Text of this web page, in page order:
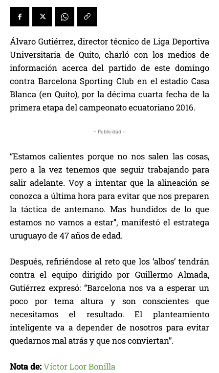
Álvaro Gutiérrez, director técnico de Liga Deportiva
Universitaria de Quito, charló con los medios de
información acerca del partido de este domingo
contra Barcelona Sporting Club en el estadio Casa
Blanca (en Quito), por la décima cuarta fecha de la
primera etapa del campeonato ecuatoriano 2016.
- Publicidad -
“Estamos calientes porque no nos salen las cosas,
pero a la vez tenemos que seguir trabajando para
salir adelante. Voy a intentar que la alineación se
conozca a última hora para evitar que nos preparen
la táctica de antemano. Mas hundidos de lo que
estamos no vamos a estar”, manifestó el estratega
uruguayo de 47 años de edad.
Después, refiriéndose al reto que los ‘albos’ tendrán
contra el equipo dirigido por Guillermo Almada,
Gutiérrez expresó: “Barcelona nos va a esperar un
poco por tema altura y son conscientes que
necesitamos el resultado. El planteamiento
inteligente va a depender de nosotros para evitar
quedarnos mal atrás y que nos conviertan”.
Nota de:Víctor Loor Bonilla